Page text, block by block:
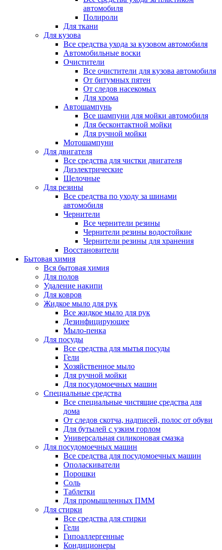
автомобиля
Полироли
Для ткани
Для кузова
Все средства ухода за кузовом автомобиля
Автомобильные воски
Очистители
Все очистители для кузова автомобиля
От битумных пятен
От следов насекомых
Для хрома
Автошампунь
Все шампуни для мойки автомобиля
Для бесконтактной мойки
Для ручной мойки
Мотошампуни
Для двигателя
Все средства для чистки двигателя
Диэлектрические
Щелочные
Для резины
Все средства по уходу за шинами
автомобиля
Чернители
Все чернители резины
Чернители резины водостойкие
Чернители резины для хранения
Восстановители
Бытовая химия
Вся бытовая химия
Для полов
Удаление накипи
Для ковров
Жидкое мыло для рук
Все жидкое мыло для рук
Дезинфицирующее
Мыло-пенка
Для посуды
Все средства для мытья посуды
Гели
Хозяйственное мыло
Для ручной мойки
Для посудомоечных машин
Специальные средства
Все специальные чистящие средства для
дома
От следов скотча, надписей, полос от обуви
Для бутылей с узким горлом
Универсальная силиконовая смазка
Для посудомоечных машин
Все средства для посудомоечных машин
Ополаскиватели
Порошки
Соль
Таблетки
Для промышленных ПММ
Для стирки
Все средства для стирки
Гели
Гипоаллергенные
Кондиционеры